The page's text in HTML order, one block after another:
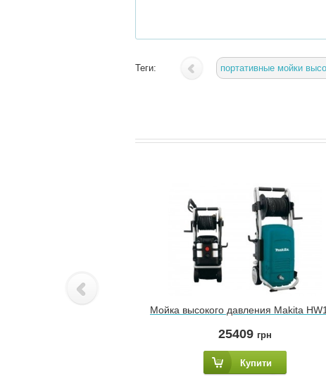
Теги: портативные мойки
Мойка высокого давления Makita
25409 грн
Купити